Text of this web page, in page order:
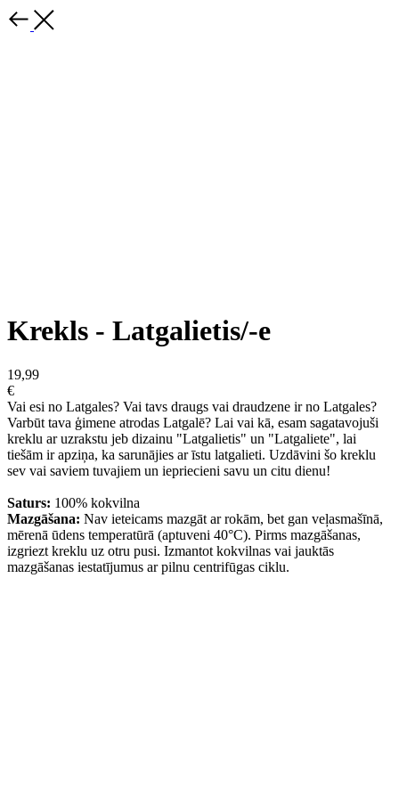
Krekls - Latgalietis/-e
19,99
€
Vai esi no Latgales? Vai tavs draugs vai draudzene ir no Latgales?
Varbūt tava ģimene atrodas Latgalē? Lai vai kā, esam sagatavojuši
kreklu ar uzrakstu jeb dizainu "Latgalietis" un "Latgaliete", lai
tiešām ir apziņa, ka sarunājies ar īstu latgalieti. Uzdāvini šo kreklu
sev vai saviem tuvajiem un iepriecieni savu un citu dienu!
Saturs: 100% kokvilna
Mazgāšana: Nav ieteicams mazgāt ar rokām, bet gan veļasmašīnā,
mērenā ūdens temperatūrā (aptuveni 40°C). Pirms mazgāšanas,
izgriezt kreklu uz otru pusi. Izmantot kokvilnas vai jauktās
mazgāšanas iestatījumus ar pilnu centrifūgas ciklu.